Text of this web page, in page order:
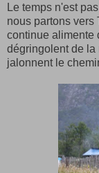
Le temps n'est
nous partons vers
continue alimente
dégringolent de la
jalonnent le